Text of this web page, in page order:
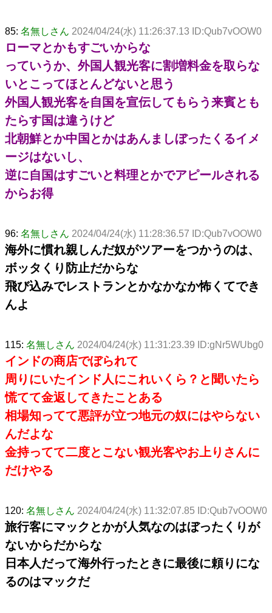
85: 名無しさん 2024/04/24(水) 11:26:37.13 ID:Qub7vOOW0
ローマとかもすごいからな
っていうか、外国人観光客に割増料金を取らな
いとこってほとんどないと思う
外国人観光客を自国を宣伝してもらう来賓とも
たらす国は違うけど
北朝鮮とか中国とかはあんましぼったくるイメ
ージはないし、
逆に自国はすごいと料理とかでアピールされる
からお得
96: 名無しさん 2024/04/24(水) 11:28:36.57 ID:Qub7vOOW0
海外に慣れ親しんだ奴がツアーをつかうのは、
ボッタくり防止だからな
飛び込みでレストランとかなかなか怖くてでき
んよ
115: 名無しさん 2024/04/24(水) 11:31:23.39 ID:gNr5WUbg0
インドの商店でぼられて
周りにいたインド人にこれいくら？と聞いたら
慌てて金返してきたことある
相場知ってて悪評が立つ地元の奴にはやらない
んだよな
金持ってて二度とこない観光客やお上りさんに
だけやる
120: 名無しさん 2024/04/24(水) 11:32:07.85 ID:Qub7vOOW0
旅行客にマックとかが人気なのはぼったくりが
ないからだからな
日本人だって海外行ったときに最後に頼りにな
るのはマックだ